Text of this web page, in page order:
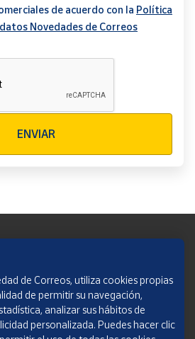
de acuerdo con la Política
Novedades de Correos
ENVIAR
de Correos, utiliza cookies propias
de permitir su navegación,
analizar sus hábitos de
personalizada. Puedes hacer clic